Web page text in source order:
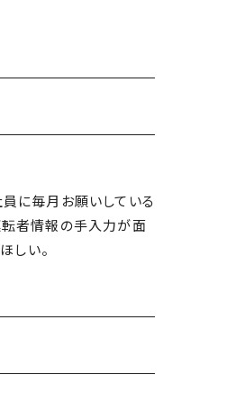
に毎月お願いしている
転者情報の手入力が面
しい。